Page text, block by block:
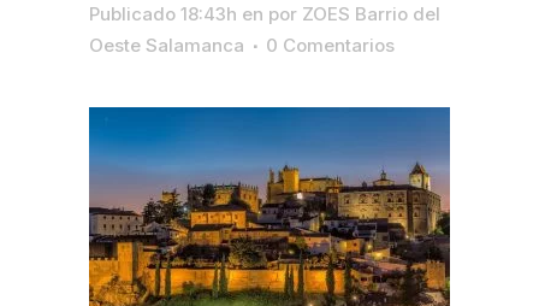
Publicado 18:43h en por ZOES Barrio del
Oeste Salamanca
0 Comentarios